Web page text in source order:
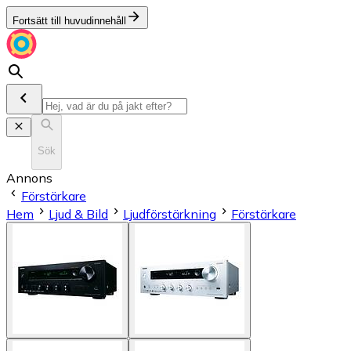
Fortsätt till huvudinnehåll
Sök
Annons
Förstärkare
Hem
Ljud & Bild Ljudförstärkning Förstärkare